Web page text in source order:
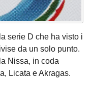
serie D che ha visto i
da un solo punto.
Nissa, in coda
Licata e Akragas.